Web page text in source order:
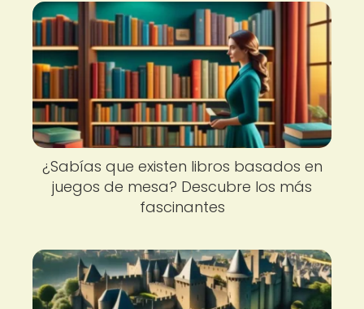
¿Sabías que existen libros basados en
juegos de mesa? Descubre los más
fascinantes